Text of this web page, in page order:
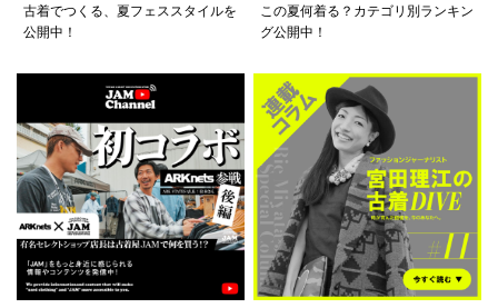
古着でつくる、夏フェススタイルを
公開中！
この夏何着る？カテゴリ別ランキン
グ公開中！